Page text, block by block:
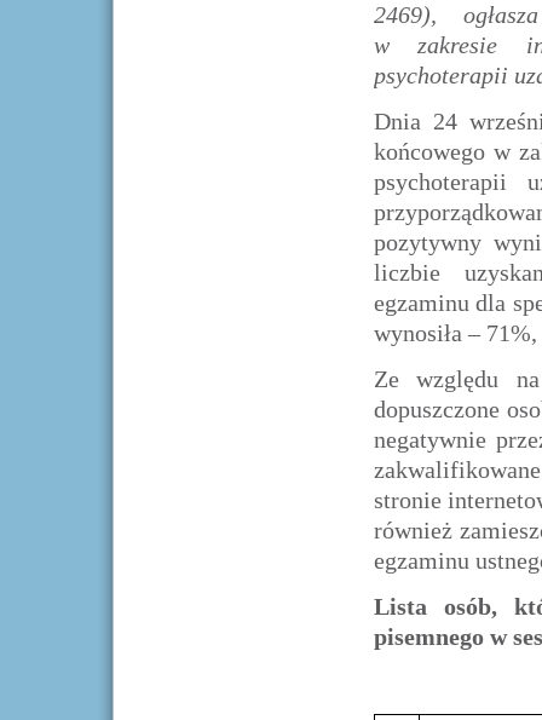
2469),
w zakresie
psychoterapii
Dnia 24
końcowego w
psychoterapii
pozytywny
liczbie
egzaminu dla
wynosiła –
Ze względu
dopuszczone
negatywnie
stronie
również
egzaminu
Lista osób,
pisemnego w